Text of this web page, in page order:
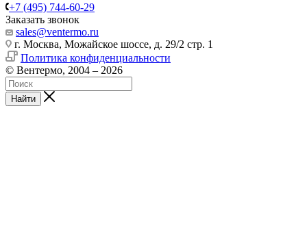
+7 (495) 744-60-29
Заказать звонок
sales@ventermo.ru
г. Москва, Можайское шоссе, д. 29/2 стр. 1
Политика конфиденциальности
© Вентермо, 2004 – 2026
Найти